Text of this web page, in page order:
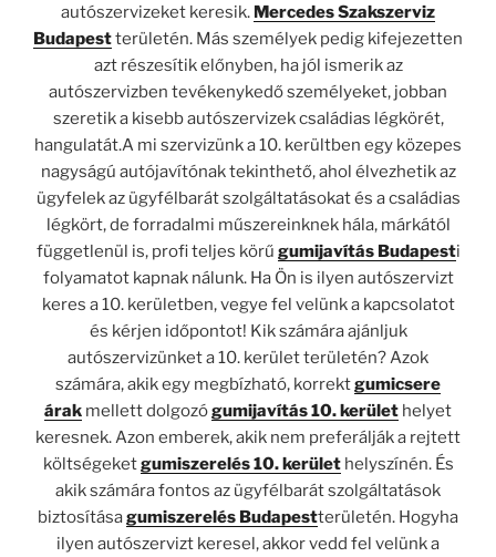
autószervizeket keresik. Mercedes Szakszerviz
Budapestterületén. Más személyek pedig kifejezetten
azt részesítik előnyben, ha jól ismerik az
autószervizben tevékenykedő személyeket, jobban
szeretik a kisebb autószervizek családias légkörét,
hangulatát.A mi szervizünk a 10. kerültben egy közepes
nagyságú autójavítónak tekinthető, ahol élvezhetik az
ügyfelek az ügyfélbarát szolgáltatásokat és a családias
légkört, de forradalmi műszereinknek hála, márkától
függetlenül is, profi teljes körű gumijavítás Budapesti
folyamatot kapnak nálunk. Ha Ön is ilyen autószervizt
keres a 10. kerületben, vegye fel velünk a kapcsolatot
és kérjen időpontot! Kik számára ajánljuk
autószervizünket a 10. kerület területén? Azok
számára, akik egy megbízható, korrektgumicsere
árak mellett dolgozógumijavítás 10. kerület helyet
keresnek. Azon emberek, akik nem preferálják a rejtett
költségeketgumiszerelés 10. kerülethelyszínén. És
akik számára fontos az ügyfélbarát szolgáltatások
biztosításagumiszerelés Budapestterületén. Hogyha
ilyen autószervizt keresel, akkor vedd fel velünk a